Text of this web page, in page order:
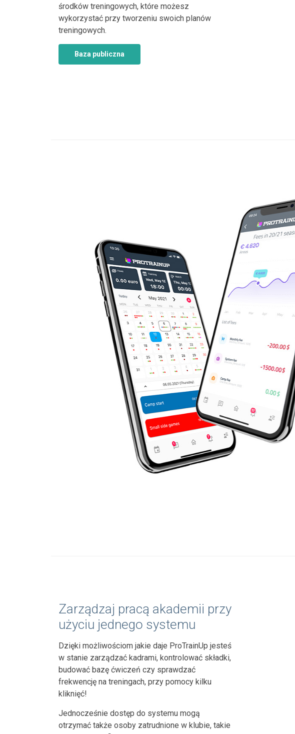
środków treningowych, które możesz
wykorzystać przy tworzeniu swoich planów
treningowych.
Baza publiczna
Zarządzaj pracą akademii przy
użyciu jednego systemu
Dzięki możliwościom jakie daje ProTrainUp jesteś
w stanie zarządzać kadrami, kontrolować składki,
budować bazę ćwiczeń czy sprawdzać
frekwencję na treningach, przy pomocy kilku
kliknięć!
Jednocześnie dostęp do systemu mogą
otrzymać także osoby zatrudnione w klubie, takie